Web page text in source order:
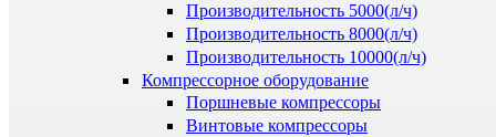
Производительность 5000(л/ч)
Производительность 8000(л/ч)
Производительность 10000(л/ч)
Компрессорное оборудование
Поршневые компрессоры
Винтовые компрессоры